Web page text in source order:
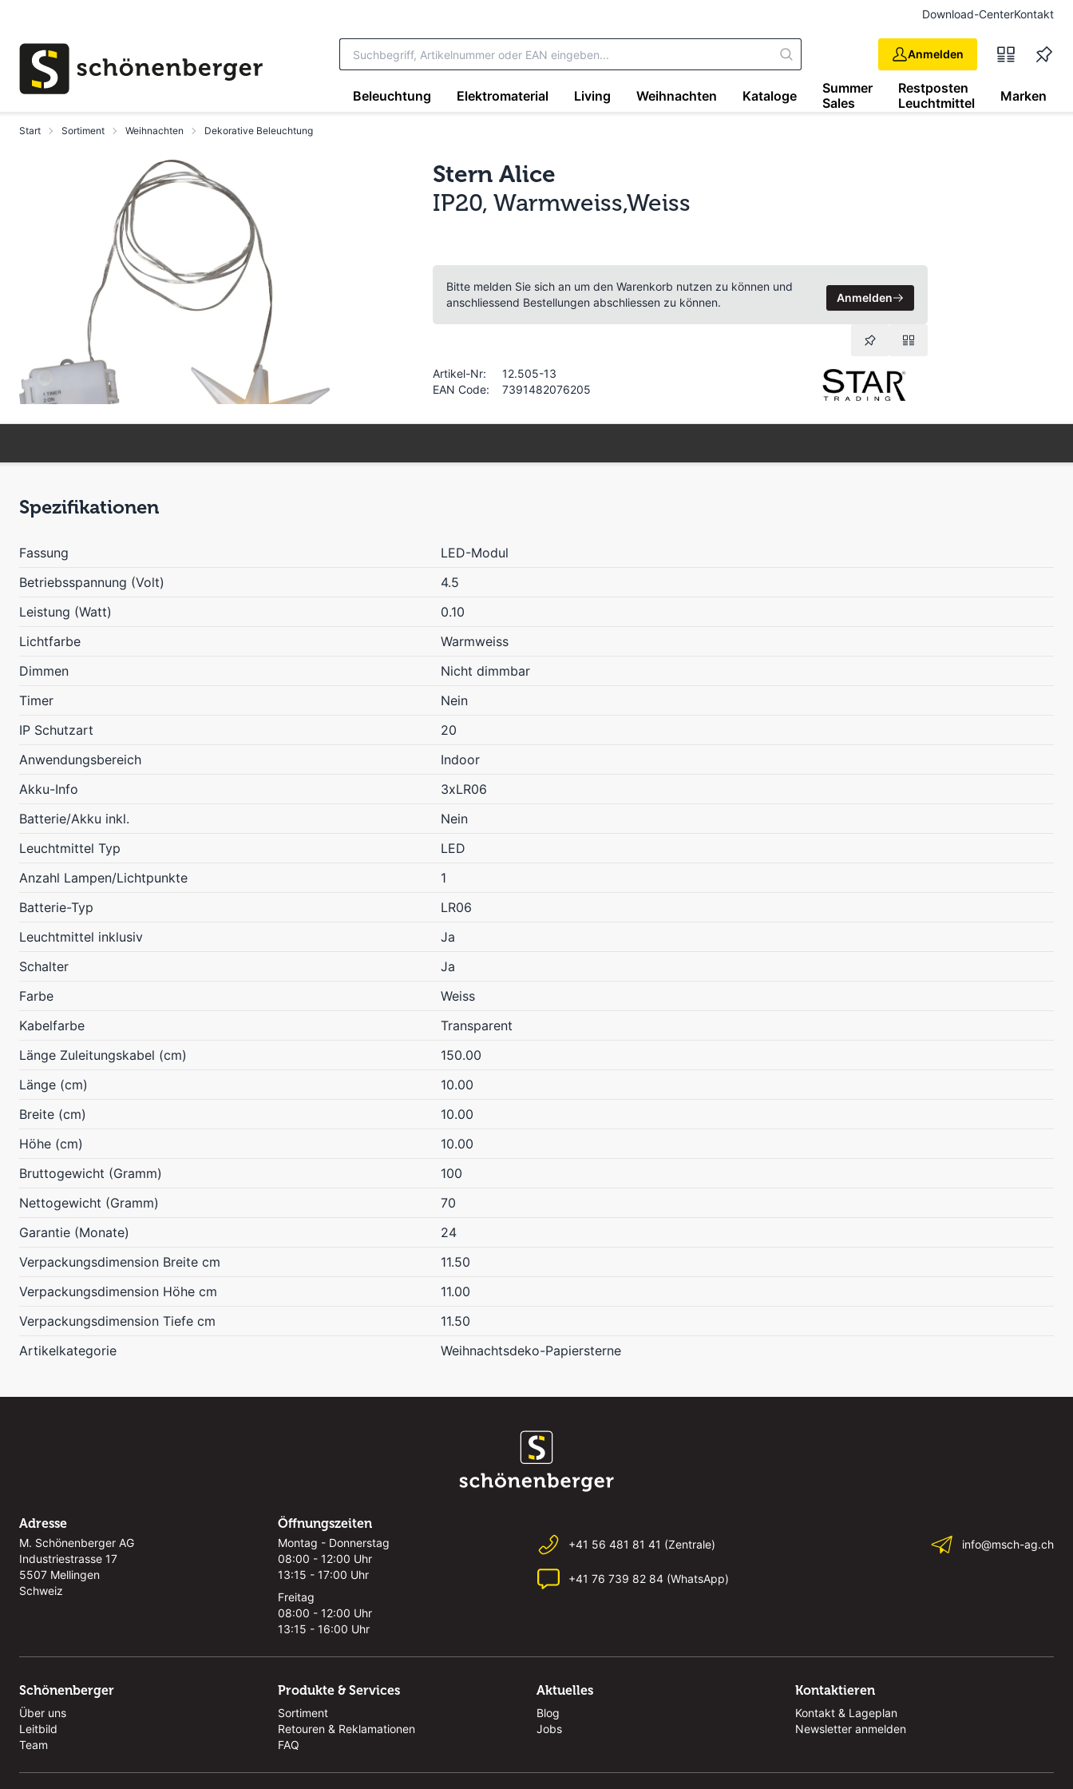
Download-CenterKontakt
Anmelden
Beleuchtung Elektromaterial Living Weihnachten Kataloge
Summer
Sales
Restposten
Leuchtmittel
Marken
Start Sortiment Weihnachten Dekorative Beleuchtung
Stern Alice
IP20, Warmweiss,Weiss
Bitte melden Sie sich an um den Warenkorb nutzen zu können und
anschliessend Bestellungen abschliessen zu können.
Anmelden
Artikel-Nr:
12.505-13
EAN Code:
7391482076205
Spezifikationen
Fassung
LED-Modul
Betriebsspannung (Volt)
4.5
Leistung (Watt)
0.10
Lichtfarbe
Warmweiss
Dimmen
Nicht dimmbar
Timer
Nein
IP Schutzart
20
Anwendungsbereich
Indoor
Akku-Info
3xLR06
Batterie/Akku inkl.
Nein
Leuchtmittel Typ
LED
Anzahl Lampen/Lichtpunkte
1
Batterie-Typ
LR06
Leuchtmittel inklusiv
Ja
Schalter
Ja
Farbe
Weiss
Kabelfarbe
Transparent
Länge Zuleitungskabel (cm)
150.00
Länge (cm)
10.00
Breite (cm)
10.00
Höhe (cm)
10.00
Bruttogewicht (Gramm)
100
Nettogewicht (Gramm)
70
Garantie (Monate)
24
Verpackungsdimension Breite cm
11.50
Verpackungsdimension Höhe cm
11.00
Verpackungsdimension Tiefe cm
11.50
Artikelkategorie
Weihnachtsdeko-Papiersterne
Adresse
M. Schönenberger AG
Industriestrasse 17
5507 Mellingen
Schweiz
Öffnungszeiten
Montag - Donnerstag
08:00 - 12:00 Uhr
13:15 - 17:00 Uhr
Freitag
08:00 - 12:00 Uhr
13:15 - 16:00 Uhr
+41 56 481 81 41 (Zentrale)
+41 76 739 82 84 (WhatsApp)
info@msch-ag.ch
Schönenberger
Über uns
Leitbild
Team
Produkte & Services
Sortiment
Retouren & Reklamationen
FAQ
Aktuelles
Blog
Jobs
Kontaktieren
Kontakt & Lageplan
Newsletter anmelden